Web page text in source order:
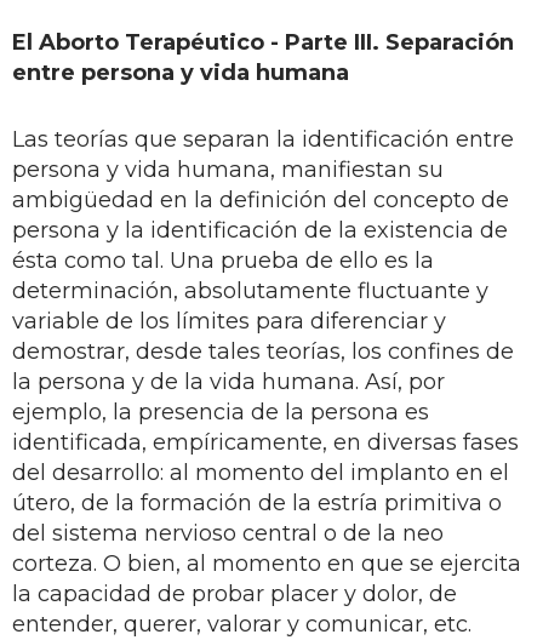
El Aborto Terapéutico - Parte III. Separación
entre persona y vida humana
Las teorías que separan la identificación entre
persona y vida humana, manifiestan su
ambigüedad en la definición del concepto de
persona y la identificación de la existencia de
ésta como tal. Una prueba de ello es la
determinación, absolutamente fluctuante y
variable de los límites para diferenciar y
demostrar, desde tales teorías, los confines de
la persona y de la vida humana. Así, por
ejemplo, la presencia de la persona es
identificada, empíricamente, en diversas fases
del desarrollo: al momento del implanto en el
útero, de la formación de la estría primitiva o
del sistema nervioso central o de la neo
corteza. O bien, al momento en que se ejercita
la capacidad de probar placer y dolor, de
entender, querer, valorar y comunicar, etc.